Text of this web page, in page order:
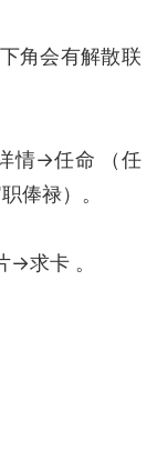
角会有解散联
情→任命 （任
俸禄）。
求卡 。